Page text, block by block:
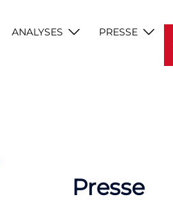
ANALYSES
PRESSE
Presse